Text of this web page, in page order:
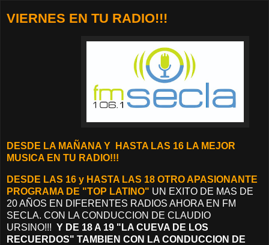
VIERNES EN TU RADIO!!!
D ESDE LA MAÑANA Y
HASTA LAS 16 LA MEJOR
MUSICA EN TU RADIO!!!
DESDE LAS 16 y HASTA LAS 18 OTRO APASIONANTE
PROGRAMA DE "TOP LATINO" UN EXITO DE MAS DE
20 AÑOS EN DIFERENTES RADIOS AHORA EN FM
SECLA. CON LA CONDUCCION DE CLAUDIO
URSINO!!! Y DE 18 A 19 "LA CUEVA DE LOS
RECUERDOS" TAMBIEN CON LA CONDUCCION DE